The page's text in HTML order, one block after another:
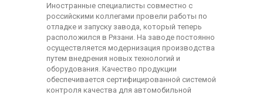
Иностранные специалисты совместно с
российскими коллегами провели работы по
отладке и запуску завода, который теперь
расположился в Рязани. На заводе постоянно
осуществляется модернизация производства
путем внедрения новых технологий и
оборудования. Качество продукции
обеспечивается сертифицированной системой
контроля качества для автомобильной